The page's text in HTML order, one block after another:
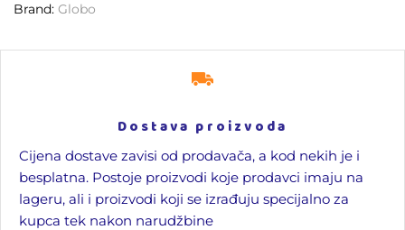
Brand: Globo
Dostava proizvoda
Cijena dostave zavisi od prodavača, a kod nekih je i
besplatna. Postoje proizvodi koje prodavci imaju na
lageru, ali i proizvodi koji se izrađuju specijalno za
kupca tek nakon narudžbine